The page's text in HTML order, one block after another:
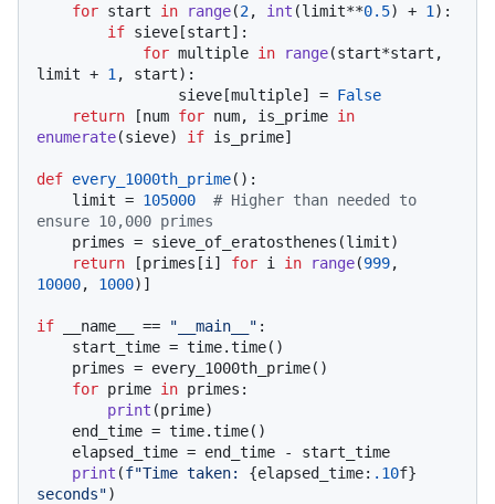
for start in range(2, int (limit**0.5) + 1 ):
if sieve[start]:
for multiple in range(start*start,
limit + 1 , start):
                sieve[multiple] =
False
return [num for num, is_prime in
enumerate(sieve) if is_prime]
def every_1000th_prime():
    limit =
105000
# Higher than needed to
ensure 10,000 primes
return [primes[i] for i in range(999
10000, 1000)]
if __name__ == "__main__" :
for prime in primes:
print (prime)
print (f"Time taken: {elapsed_time: .10f}
seconds"